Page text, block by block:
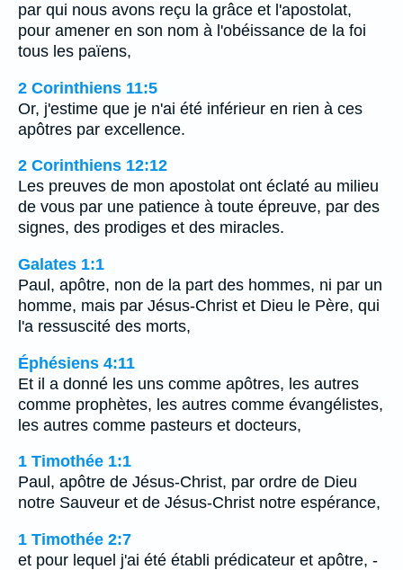
par qui nous avons reçu la grâce et l'apostolat,
pour amener en son nom à l'obéissance de la foi
tous les païens,
2 Corinthiens 11:5
Or, j'estime que je n'ai été inférieur en rien à ces
apôtres par excellence.
2 Corinthiens 12:12
Les preuves de mon apostolat ont éclaté au milieu
de vous par une patience à toute épreuve, par des
signes, des prodiges et des miracles.
Galates 1:1
Paul, apôtre, non de la part des hommes, ni par un
homme, mais par Jésus-Christ et Dieu le Père, qui
l'a ressuscité des morts,
Éphésiens 4:11
Et il a donné les uns comme apôtres, les autres
comme prophètes, les autres comme évangélistes,
les autres comme pasteurs et docteurs,
1 Timothée 1:1
Paul, apôtre de Jésus-Christ, par ordre de Dieu
notre Sauveur et de Jésus-Christ notre espérance,
1 Timothée 2:7
et pour lequel j'ai été établi prédicateur et apôtre, -